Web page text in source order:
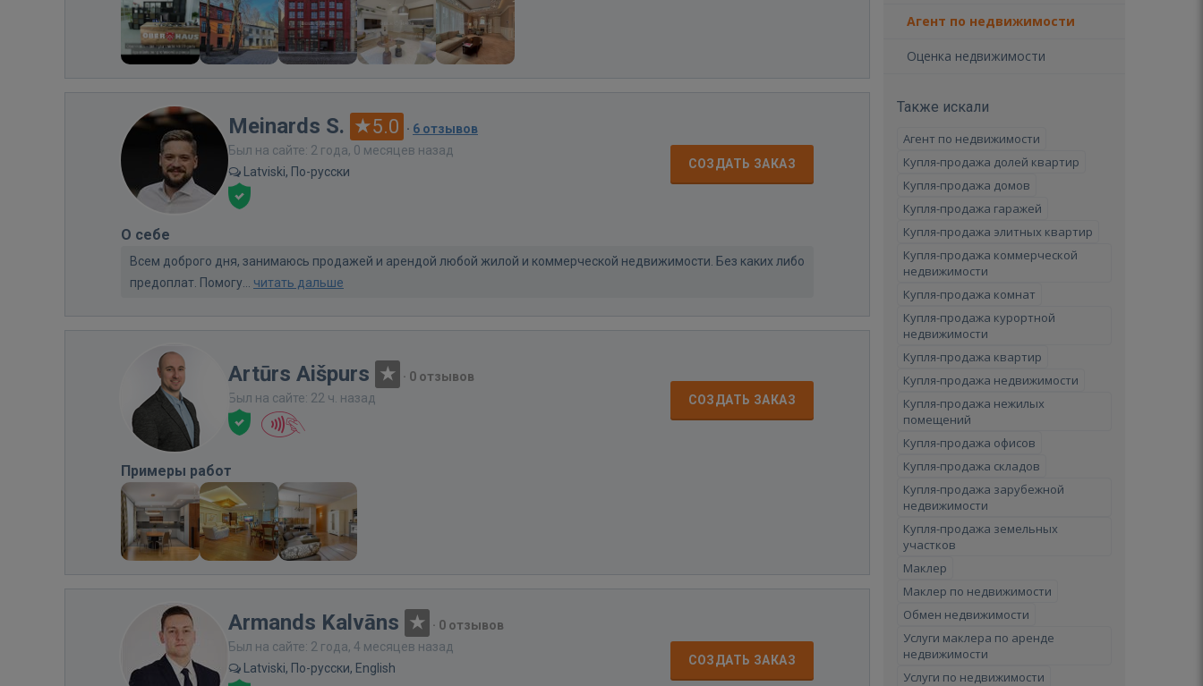
Meinards S. 5.0 · 6 отзывов
Был на сайте: 2 года, 0 месяцев назад
Latviski, По-русски
СОЗДАТЬ ЗАКАЗ
О себе
Всем доброго дня, занимаюсь продажей и арендой любой жилой и коммерческой недвижимости. Без каких либо
предоплат. Помогу... читать дальше
Artūrs Aišpurs · 0 отзывов
Был на сайте: 22 ч. назад
СОЗДАТЬ ЗАКАЗ
Примеры работ
Armands Kalvāns · 0 отзывов
Был на сайте: 2 года, 4 месяцев назад
Latviski, По-русски, English
СОЗДАТЬ ЗАКАЗ
Агент по недвижимости
Оценка недвижимости
Также искали
Агент по недвижимости
Купля-продажа долей квартир
Купля-продажа домов
Купля-продажа гаражей
Купля-продажа элитных квартир
Купля-продажа коммерческой
недвижимости
Купля-продажа комнат
Купля-продажа курортной
недвижимости
Купля-продажа квартир
Купля-продажа недвижимости
Купля-продажа нежилых
помещений
Купля-продажа офисов
Купля-продажа складов
Купля-продажа зарубежной
недвижимости
Купля-продажа земельных
участков
Маклер
Маклер по недвижимости
Обмен недвижимости
Услуги маклера по аренде
недвижимости
Услуги по недвижимости